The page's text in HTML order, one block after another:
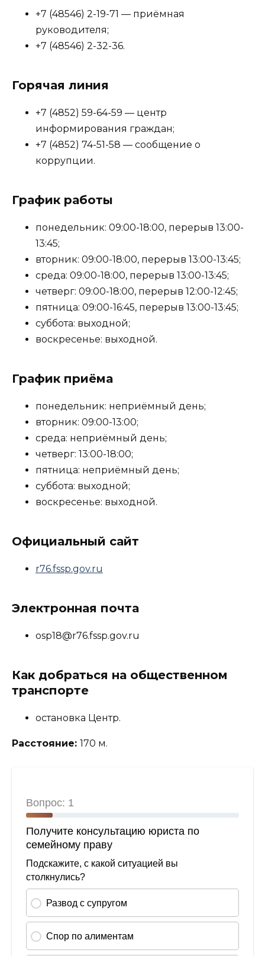
+7 (48546) 2-19-71 — приёмная
руководителя;
+7 (48546) 2-32-36.
Горячая линия
+7 (4852) 59-64-59 — центр
информирования граждан;
+7 (4852) 74-51-58 — сообщение о
коррупции.
График работы
понедельник: 09:00-18:00, перерыв 13:00-
13:45;
вторник: 09:00-18:00, перерыв 13:00-13:45;
среда: 09:00-18:00, перерыв 13:00-13:45;
четверг: 09:00-18:00, перерыв 12:00-12:45;
пятница: 09:00-16:45, перерыв 13:00-13:45;
суббота: выходной;
воскресенье: выходной.
График приёма
понедельник: неприёмный день;
вторник: 09:00-13:00;
среда: неприёмный день;
четверг: 13:00-18:00;
пятница: неприёмный день;
суббота: выходной;
воскресенье: выходной.
Официальный сайт
r76.fssp.gov.ru
Электронная почта
osp18@r76.fssp.gov.ru
Как добраться на общественном
транспорте
остановка Центр.
Расстояние: 170 м.